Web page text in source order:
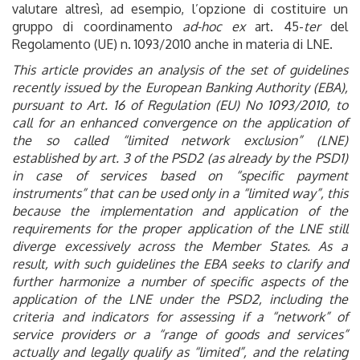
valutare altresì, ad esempio, l’opzione di costituire un
gruppo di coordinamento ad-hoc exart. 45-terdel
Regolamento (UE) n. 1093/2010 anche in materia di LNE.
This article provides an analysis of the set of guidelines
recently issued by the European Banking Authority (EBA),
pursuant to Art. 16 of Regulation (EU) No 1093/2010, to
call for an enhanced convergence on the application of
the so called “limited network exclusion” (LNE)
established by art. 3 of the PSD2 (as already by the PSD1)
in case of services based on “specific payment
instruments” that can be used only in a “limited way”, this
because the implementation and application of the
requirements for the proper application of the LNE still
diverge excessively across the Member States. As a
result, with such guidelines the EBA seeks to clarify and
further harmonize a number of specific aspects of the
application of the LNE under the PSD2, including the
criteria and indicators for assessing if a “network” of
service providers or a “range of goods and services”
actually and legally qualify as “limited”, and the relating